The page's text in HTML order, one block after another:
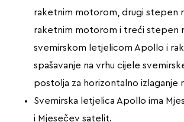
raketnim motorom, drugi stepen
raketnim motorom i treći stepen
svemirskom letjelicom Apollo i
spašavanje na vrhu cijele
postolja za horizontalno izlaganje
Svemirska letjelica Apollo ima
i Mjesečev satelit.